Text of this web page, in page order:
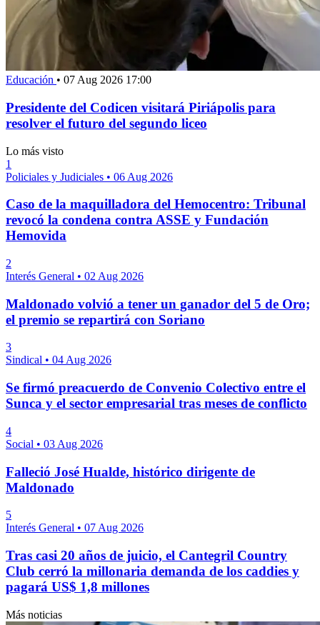
Educación • 07 Aug 2026 17:00
Presidente del Codicen visitará Piriápolis para
resolver el futuro del segundo liceo
Lo más visto
1
Policiales y Judiciales • 06 Aug 2026
Caso de la maquilladora del Hemocentro: Tribunal
revocó la condena contra ASSE y Fundación
Hemovida
2
Interés General • 02 Aug 2026
Maldonado volvió a tener un ganador del 5 de Oro;
el premio se repartirá con Soriano
3
Sindical • 04 Aug 2026
Se firmó preacuerdo de Convenio Colectivo entre el
Sunca y el sector empresarial tras meses de conflicto
4
Social • 03 Aug 2026
Falleció José Hualde, histórico dirigente de
Maldonado
5
Interés General • 07 Aug 2026
Tras casi 20 años de juicio, el Cantegril Country
Club cerró la millonaria demanda de los caddies y
pagará US$ 1,8 millones
Más noticias